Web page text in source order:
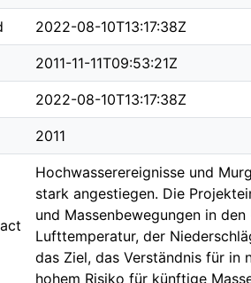
2022-08-10T13:17:38Z
2011-11-11T09:53:21Z
2022-08-10T13:17:38Z
2011
Hochwasserereignisse und
stark angestiegen. Die
und Massenbewegungen in
Lufttemperatur, der
das Ziel, das Verständnis für in
hohem Risiko für künftige